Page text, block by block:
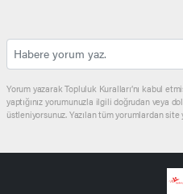
Yorum yazarak Topluluk Kuralları’nı kabul
yaptığınız yorumunuzla ilgili doğrudan veya
üstleniyorsunuz. Yazılan tüm yorumlardan